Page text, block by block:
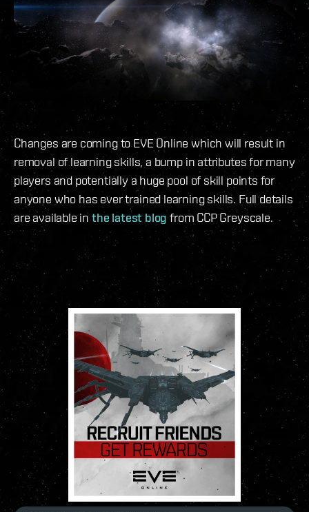
Changes are coming to EVE Online which will result in
removal of learning skills, a bump in attributes for many
players and potentially a huge pool of skill points for
anyone who has ever trained learning skills. Full details
are available in the latest blog from CCP Greyscale.